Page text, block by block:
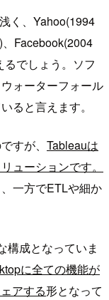
く、Yahoo(1994
Facebook(2004
でしょう。ソフ
ォーターフォール
ると言えます。
すが、 Tableauは
ューションです。
一方でETLや細か
構成となっていま
に全ての機能が
アする形となって